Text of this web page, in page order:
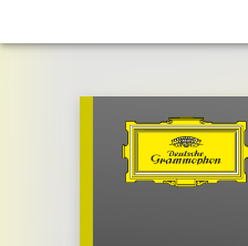
Schoenberg